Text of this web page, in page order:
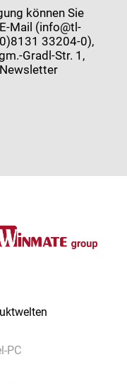
können Sie
Mail (info@tl-
33204-0),
Gradl-Str. 1,
PC